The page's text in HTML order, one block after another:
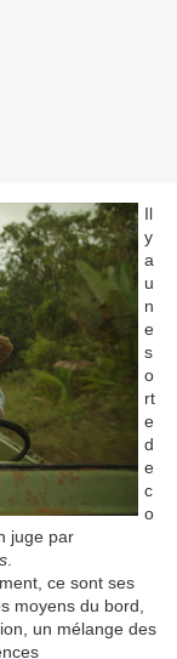
Il
y
a
u
n
e
s
o
rt
e
d
e
c
o
juge par
ce sont ses
moyens du bord,
un mélange des